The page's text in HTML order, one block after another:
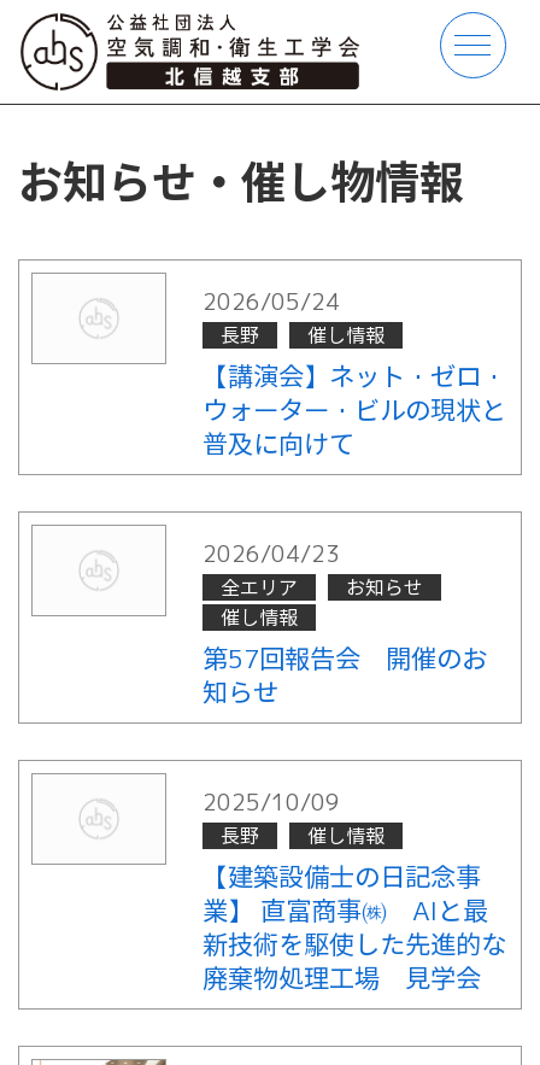
お知らせ・催し物情報
2026/05/24
長野 催し情報
【講演会】ネット・ゼロ・
ウォーター・ビルの現状と
普及に向けて
2026/04/23
全エリア お知らせ
催し情報
第57回報告会 開催のお
知らせ
2025/10/09
長野 催し情報
【建築設備士の日記念事
業】 直富商事㈱ AIと最
新技術を駆使した先進的な
廃棄物処理工場 見学会